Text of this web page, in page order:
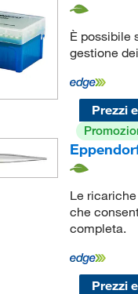
È possibile
gestione
Prezzi
Le
che
completa.
Prezzi